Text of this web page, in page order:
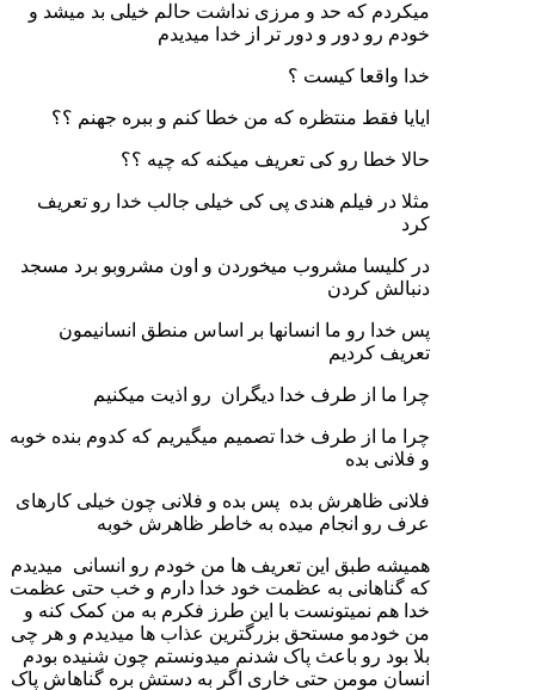
میکردم که حد و مرزی نداشت حالم خیلی بد میشد و
خودم رو دور و دور تر از خدا میدیدم
خدا واقعا کیست ؟
ایایا فقط منتظره که من خطا کنم و ببره جهنم ؟؟
حالا خطا رو کی تعریف میکنه که چیه ؟؟
مثلا در فیلم هندی پی کی خیلی جالب خدا رو تعریف
کرد
در کلیسا مشروب میخوردن و اون مشروبو برد مسجد
دنبالش کردن
پس خدا رو ما انسانها بر اساس منطق انسانیمون
تعریف کردیم
چرا ما از طرف خدا دیگران رو اذیت میکنیم
چرا ما از طرف خدا تصمیم میگیریم که کدوم بنده خوبه
و فلانی بده
فلانی ظاهرش بده پس بده و فلانی چون خیلی کارهای
عرف رو انجام میده به خاطر ظاهرش خوبه
همیشه طبق این تعریف ها من خودم رو انسانی میدیدم
که گناهانی به عظمت خود خدا دارم و خب حتی عظمت
خدا هم نمیتونست با این طرز فکرم به من کمک کنه و
من خودمو مستحق بزرگترین عذاب ها میدیدم و هر چی
بلا بود رو باعث پاک شدنم میدونستم چون شنیده بودم
انسان مومن حتی خاری اگر به دستش بره گناهاش پاک